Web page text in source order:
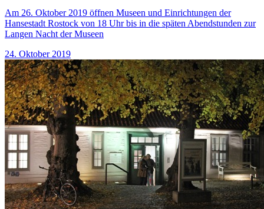
Am 26. Oktober 2019 öffnen Museen und Einrichtungen der
Hansestadt Rostock von 18 Uhr bis in die späten Abendstunden zur
Langen Nacht der Museen
24. Oktober 2019